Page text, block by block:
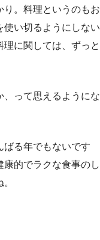
り。料理というのもお
使い切るようにしない
に関しては、ずっと
、って思えるようにな
ばる年でもないです
康的でラクな食事のし